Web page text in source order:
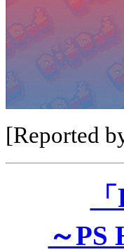
[Reported
～